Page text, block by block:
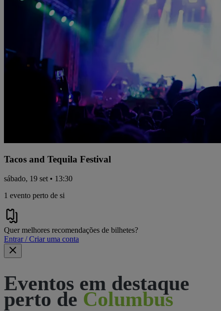
Tacos and Tequila Festival
sábado, 19 set • 13:30
1 evento perto de si
Quer melhores recomendações de bilhetes?
Entrar / Criar uma conta
Eventos em destaque
perto de Columbus